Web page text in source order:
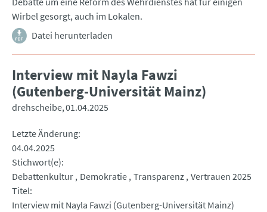
Wirbel gesorgt, auch im Lokalen.
Datei herunterladen
Interview mit Nayla Fawzi
(Gutenberg-Universität Mainz)
drehscheibe 01.04.2025
Letzte Änderung
04.04.2025
Stichwort(e)
Debattenkultur Demokratie Transparenz Vertrauen 2025
Titel
Interview mit Nayla Fawzi (Gutenberg-Universität Mainz)